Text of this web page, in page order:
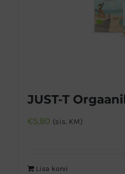
€5,80 (sis. KM)
Lisa korvi